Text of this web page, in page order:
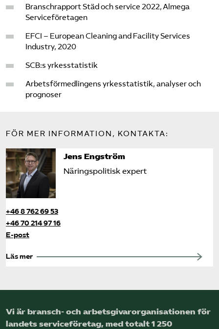
Bransch­rapport Städ och service 2022, Almega
Service­företagen
EFCI – European Cleaning and Facility Services
Industry, 2020
SCB:s yrkesstatistik
Arbetsförmedlingens yrkesstatistik, analyser och
prognoser
FÖR MER INFORMATION, KONTAKTA:
Jens Engström
Näringspolitisk expert
+46 8 762 69 53
+46 70 214 97 16
E-post
Läs mer
Vi är bransch- och arbetsgivar­organisationen för
landets service­företag, med totalt 1 250